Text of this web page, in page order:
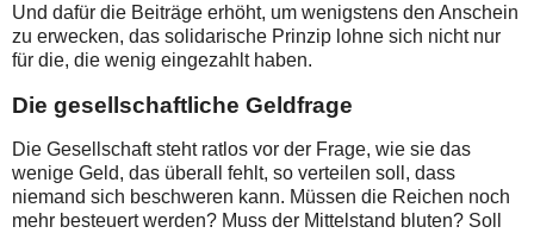
Und dafür die Beiträge erhöht, um wenigstens den Anschein
zu erwecken, das solidarische Prinzip lohne sich nicht nur
für die, die wenig eingezahlt haben.
Die gesellschaftliche Geldfrage
Die Gesellschaft steht ratlos vor der Frage, wie sie das
wenige Geld, das überall fehlt, so verteilen soll, dass
niemand sich beschweren kann. Müssen die Reichen noch
mehr besteuert werden? Muss der Mittelstand bluten? Soll